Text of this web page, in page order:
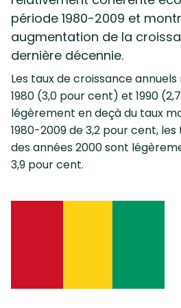
période 1980-2009 et
augmentation de la
dernière décennie.
Les taux de croissance
1980 (3,0 pour cent) et 1990
légèrement en deçà du taux
1980-2009 de 3,2 pour cent,
des années 2000 sont
3,9 pour cent.